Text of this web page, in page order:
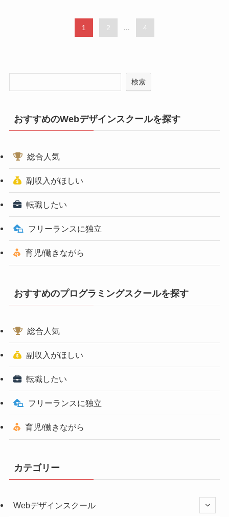
1 2 ... 4
検索
おすすめのWebデザインスクールを探す
総合人気
副収入がほしい
転職したい
フリーランスに独立
育児/働きながら
おすすめのプログラミングスクールを探す
総合人気
副収入がほしい
転職したい
フリーランスに独立
育児/働きながら
カテゴリー
Webデザインスクール